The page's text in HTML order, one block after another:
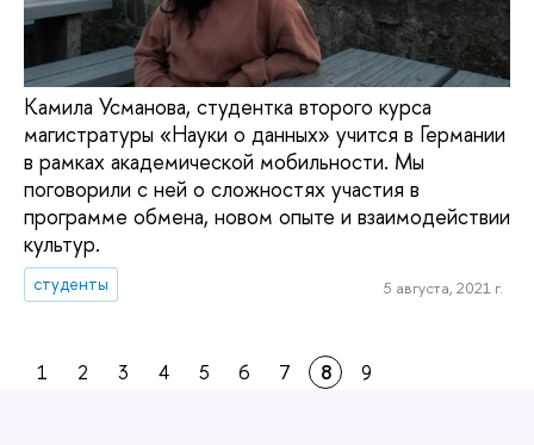
Камила Усманова, студентка второго курса
магистратуры «Науки о данных» учится в Германии
в рамках академической мобильности. Мы
поговорили с ней о сложностях участия в
программе обмена, новом опыте и взаимодействии
культур.
студенты 5 августа, 2021 г.
1 2 3 4 5 6 7 8 9